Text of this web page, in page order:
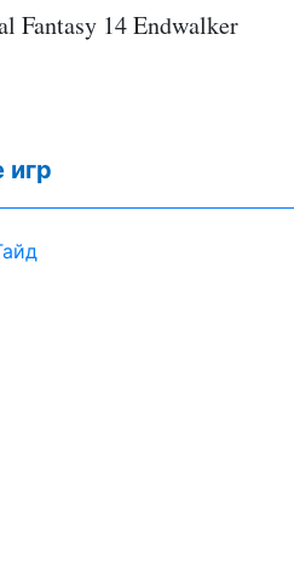
Fantasy 14 Endwalker
игр